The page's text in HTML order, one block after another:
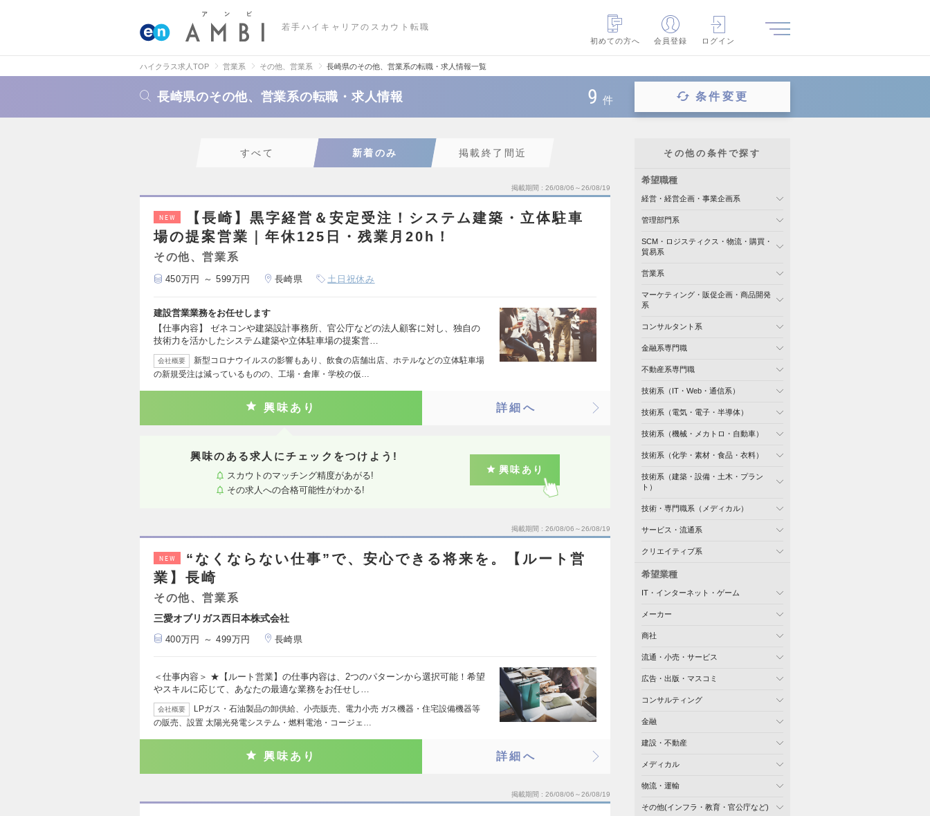
若手ハイキャリアのスカウト転職
初めての方へ
会員登録 ログイン
ハイクラス求人TOP 営業系 その他、営業系 長崎県のその他、営業系の転職・求人情報一覧
長崎県のその他、営業系の転職・求人情報 9 件 条件変更
すべて 新着のみ 掲載終了間近
掲載期間 26/08/06～26/08/19
NEW
【長崎】黒字経営＆安定受注！システム建築・立体駐車
場の提案営業｜年休125日・残業月20h！
その他、営業系
450万円 ～ 599万円 長崎県 土日祝休み
建設営業業務をお任せします
【仕事内容】 ゼネコンや建築設計事務所、官公庁などの法人顧客に対し、独自の
技術力を活かしたシステム建築や立体駐車場の提案営…
会社概要
新型コロナウイルスの影響もあり、飲食の店舗出店、ホテルなどの立体駐車場
の新規受注は減っているものの、工場・倉庫・学校の仮…
興味あり 詳細へ
興味のある求人にチェックをつけよう!
スカウトのマッチング精度があがる!
その求人への合格可能性がわかる!
興味あり
掲載期間 26/08/06～26/08/19
NEW
“なくならない仕事”で、安心できる将来を。【ルート営
業】長崎
その他、営業系
三愛オブリガス西日本株式会社
400万円 ～ 499万円 長崎県
＜仕事内容＞ ★【ルート営業】の仕事内容は、2つのパターンから選択可能！希望
やスキルに応じて、あなたの最適な業務をお任せし…
会社概要
LPガス・石油製品の卸供給、小売販売、電力小売 ガス機器・住宅設備機器等
の販売、設置 太陽光発電システム・燃料電池・コージェ…
興味あり 詳細へ
掲載期間 26/08/06～26/08/19
その他の条件で探す
希望職種
経営・経営企画・事業企画系
管理部門系
SCM・ロジスティクス・物流・購買・
貿易系
営業系
マーケティング・販促企画・商品開発
系
コンサルタント系
金融系専門職
不動産系専門職
技術系（IT・Web・通信系）
技術系（電気・電子・半導体）
技術系（機械・メカトロ・自動車）
技術系（化学・素材・食品・衣料）
技術系（建築・設備・土木・プラン
ト）
技術・専門職系（メディカル）
サービス・流通系
クリエイティブ系
希望業種
IT・インターネット・ゲーム
メーカー
商社
流通・小売・サービス
広告・出版・マスコミ
コンサルティング
金融
建設・不動産
メディカル
物流・運輸
その他(インフラ・教育・官公庁など)